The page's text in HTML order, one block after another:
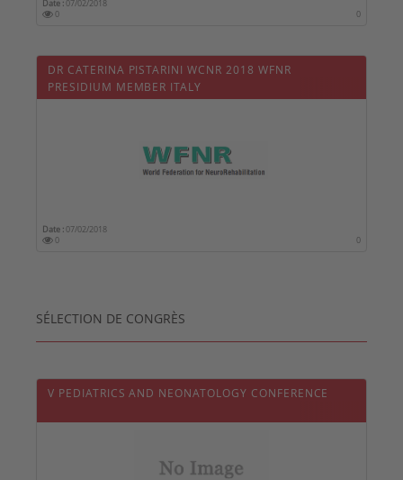
Date :07/02/2018
0
0
DR CATERINA PISTARINI WCNR 2018 WFNR
PRESIDIUM MEMBER ITALY
Date :07/02/2018
0
0
SÉLECTION DE CONGRÈS
V PEDIATRICS AND NEONATOLOGY CONFERENCE